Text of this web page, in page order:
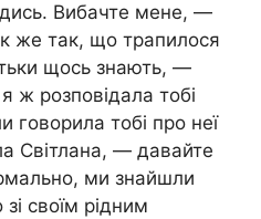
Вибачте мене, —
же так, що трапилося
щось знають, —
ж розповідала тобі
говорила тобі про неї
Світлана, — давайте
ми знайшли
своїм рідним